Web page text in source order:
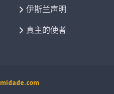
伊斯兰声明
真主的使者
midade.com